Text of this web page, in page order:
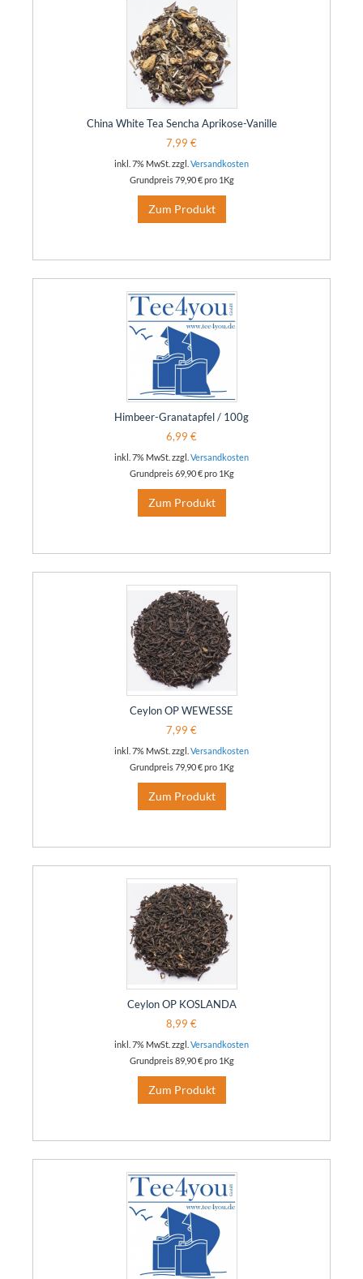
China White Tea Sencha Aprikose-Vanille
7,99 €
inkl. 7% MwSt. zzgl. Versandkosten
Grundpreis79,90 €pro 1Kg
Zum Produkt
Himbeer-Granatapfel / 100g
6,99 €
inkl. 7% MwSt. zzgl. Versandkosten
Grundpreis69,90 €pro 1Kg
Zum Produkt
Ceylon OP WEWESSE
7,99 €
inkl. 7% MwSt. zzgl. Versandkosten
Grundpreis79,90 €pro 1Kg
Zum Produkt
Ceylon OP KOSLANDA
8,99 €
inkl. 7% MwSt. zzgl. Versandkosten
Grundpreis89,90 €pro 1Kg
Zum Produkt